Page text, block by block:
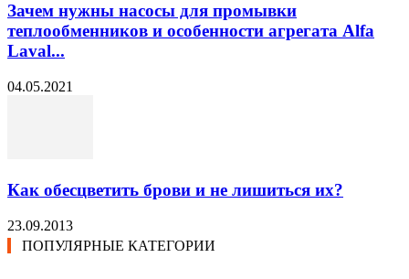
Зачем нужны насосы для промывки
теплообменников и особенности агрегата Alfa
Laval...
04.05.2021
Как обесцветить брови и не лишиться их?
23.09.2013
ПОПУЛЯРНЫЕ КАТЕГОРИИ